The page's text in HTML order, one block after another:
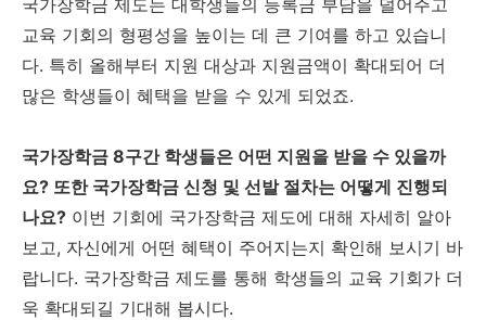
교육 기회의 형평성을 높이는 데 큰 기여를 하고 있습니
다. 특히 올해부터 지원 대상과 지원금액이 확대되어 더
많은 학생들이 혜택을 받을 수 있게 되었죠.
국가장학금 8구간 학생들은 어떤 지원을 받을 수 있을까
요? 또한 국가장학금 신청 및 선발 절차는 어떻게 진행되
나요? 이번 기회에 국가장학금 제도에 대해 자세히 알아
보고, 자신에게 어떤 혜택이 주어지는지 확인해 보시기 바
랍니다. 국가장학금 제도를 통해 학생들의 교육 기회가 더
욱 확대되길 기대해 봅시다.